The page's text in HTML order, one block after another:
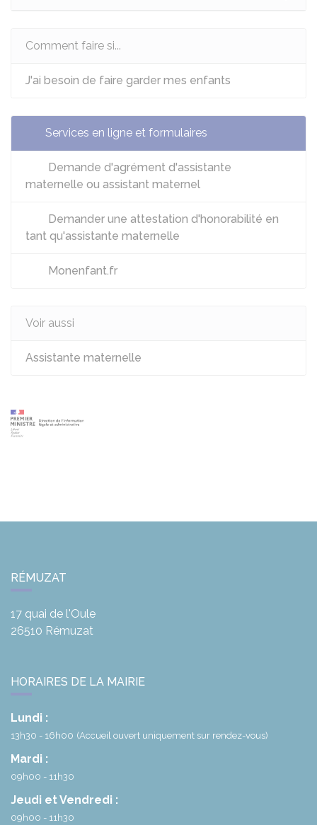
Comment faire si...
J'ai besoin de faire garder mes enfants
Services en ligne et formulaires
Demande d'agrément d'assistante
maternelle ou assistant maternel
Demander une attestation d'honorabilité en
tant qu'assistante maternelle
Monenfant.fr
Voir aussi
Assistante maternelle
RÉMUZAT
17 quai de l'Oule
26510 Rémuzat
HORAIRES DE LA MAIRIE
Lundi :
13h30 - 16h00 (Accueil ouvert uniquement sur rendez-vous)
Mardi :
09h00 - 11h30
Jeudi et Vendredi :
09h00 - 11h30